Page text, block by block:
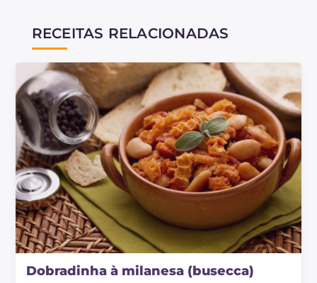
RECEITAS RELACIONADAS
Dobradinha à milanesa (busecca)